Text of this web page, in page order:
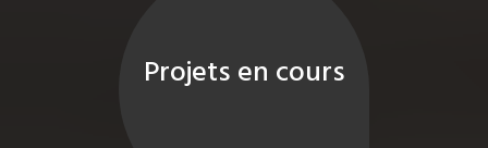
Projets en cours